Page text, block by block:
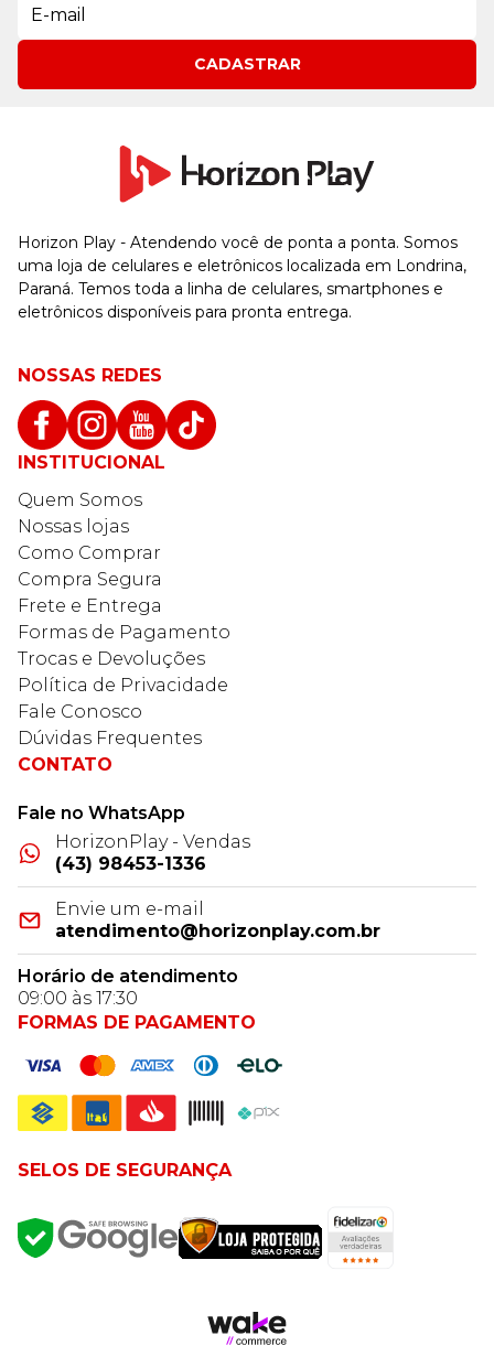
CADASTRAR
Horizon Play - Atendendo você de ponta a ponta. Somos
uma loja de celulares e eletrônicos localizada em Londrina,
Paraná. Temos toda a linha de celulares, smartphones e
eletrônicos disponíveis para pronta entrega.
NOSSAS REDES
INSTITUCIONAL
Quem Somos
Nossas lojas
Como Comprar
Compra Segura
Frete e Entrega
Formas de Pagamento
Trocas e Devoluções
Política de Privacidade
Fale Conosco
Dúvidas Frequentes
CONTATO
Fale no WhatsApp
HorizonPlay - Vendas
(43) 98453-1336
Envie um e-mail
atendimento@horizonplay.com.br
Horário de atendimento
09:00 às 17:30
FORMAS DE PAGAMENTO
SELOS DE SEGURANÇA